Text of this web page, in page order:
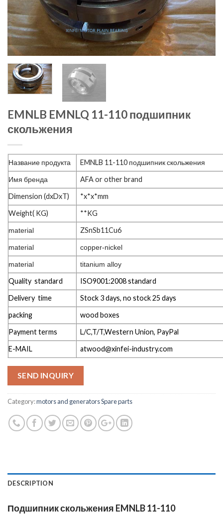
EMNLB EMNLQ 11-110 подшипник
скольжения
Название продукта
EMNLB 11-110 подшипник скольжения
Имя бренда
AFA or other brand
Dimension (dxDxT)
*x*x*mm
Weight( KG)
**KG
material ZSnSb11Cu6
material copper-nickel
material titanium alloy
Quality standard
ISO9001:2008 standard
Delivery time
Stock 3 days, no stock 25 days
packing
wood boxes
Payment terms
L/C,T/T,Western Union, PayPal
E-MAIL
atwood@xinfei-industry.com
SEND INQUIRY
Category:motors and generators Spare parts
DESCRIPTION
Подшипник скольжения EMNLB 11-110